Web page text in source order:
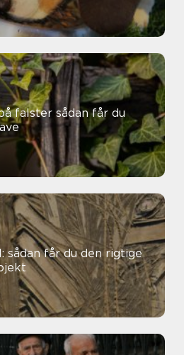
sådan får du
sådan får du den rigtige